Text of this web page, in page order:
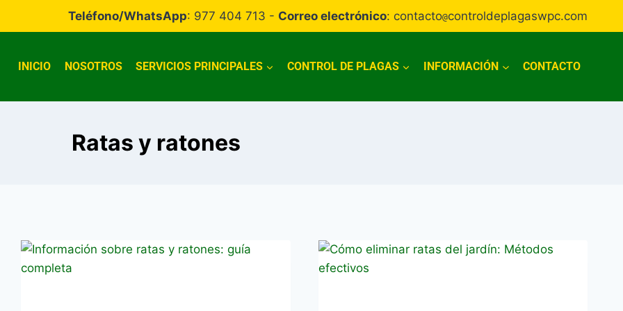
Teléfono/WhatsApp: 977 404 713 - Correo electrónico: contacto@controldeplagaswpc.com
INICIO NOSOTROS SERVICIOS PRINCIPALES CONTROL DE PLAGAS INFORMACIÓN CONTACTO
Ratas y ratones